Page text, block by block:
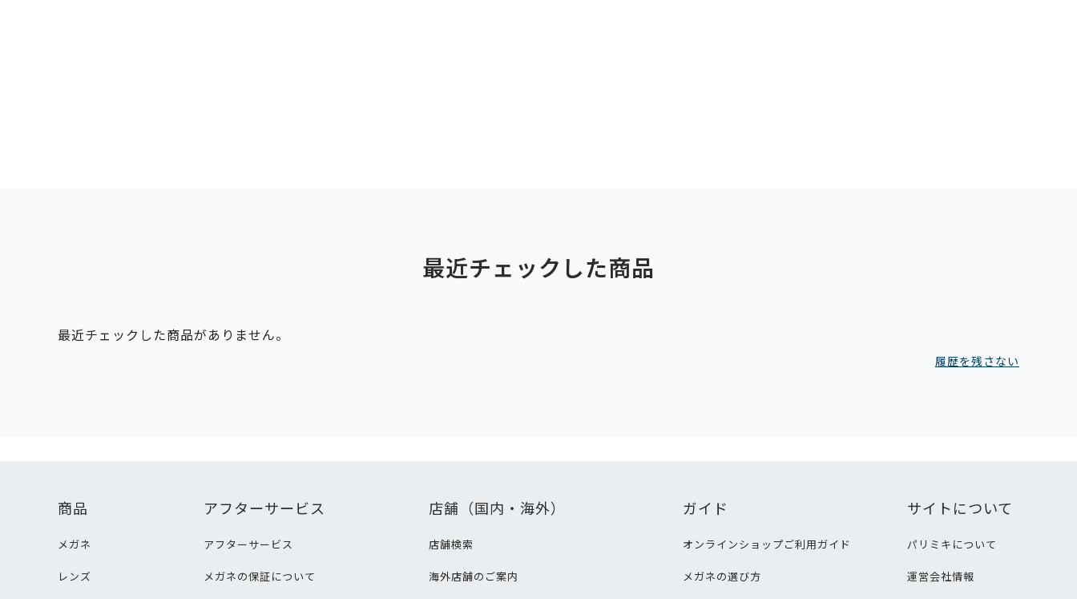
最近チェックした商品
最近チェックした商品がありません。
履歴を残さない
商品
メガネ
レンズ
アフターサービス
アフターサービス
メガネの保証について
店舗（国内・海外）
店舗検索
海外店舗のご案内
ガイド
オンラインショップご利用ガイド
メガネの選び方
サイトについて
パリミキについて
運営会社情報